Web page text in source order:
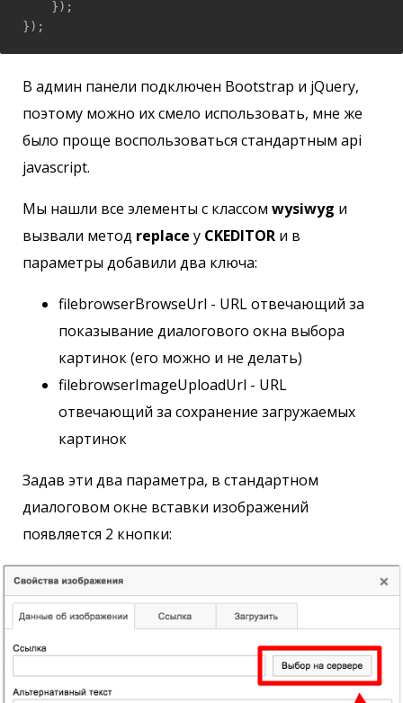
    });
});
В админ панели подключен Bootstrap и jQuery,
поэтому можно их смело использовать, мне же
было проще воспользоваться стандартным api
javascript.
Мы нашли все элементы с классом wysiwyg и
вызвали метод replace у CKEDITOR и в
параметры добавили два ключа:
filebrowserBrowseUrl - URL отвечающий за
показывание диалогового окна выбора
картинок (его можно и не делать)
filebrowserImageUploadUrl - URL
отвечающий за сохранение загружаемых
картинок
Задав эти два параметра, в стандартном
диалоговом окне вставки изображений
появляется 2 кнопки: